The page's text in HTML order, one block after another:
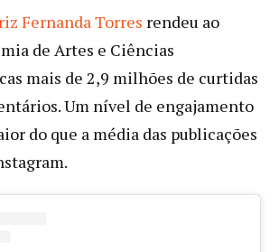
Fernanda Torres rendeu ao
de Artes e Ciências
mais de 2,9 milhões de curtidas
Um nível de engajamento
do que a média das publicações